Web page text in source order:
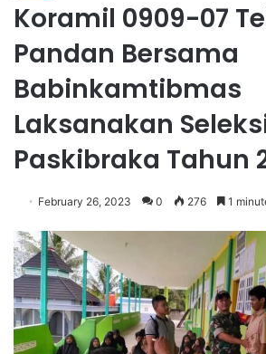
Koramil 0909-07
Pandan Bersama
Babinkamtibmas
Laksanakan
Paskibraka Tahun
February 26, 2023 0 276 1